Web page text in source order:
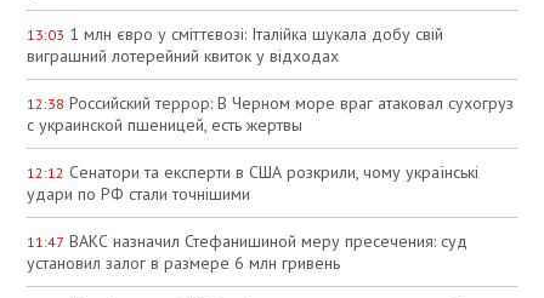
13:03 1 млн євро у сміттєвозі: Італійка шукала добу свій
виграшний лотерейний квиток у відходах
12:38 Российский террор: В Черном море враг атаковал сухогруз
с украинской пшеницей, есть жертвы
12:12 Сенатори та експерти в США розкрили, чому українські
удари по РФ стали точнішими
11:47 ВАКС назначил Стефанишиной меру пресечения: суд
установил залог в размере 6 млн гривень